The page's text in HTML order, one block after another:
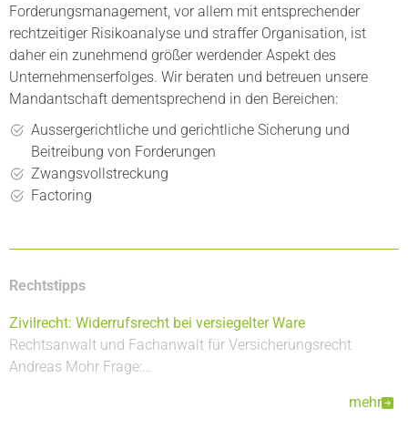
Rechtstipps
Zivilrecht: Widerrufsrecht bei versiegelter Ware
Rechtsanwalt und Fachanwalt für Versicherungsrecht
Andreas Mohr Frage:…
mehr
Forderungsmanagement, vor allem mit entsprechender
rechtzeitiger Risikoanalyse und straffer Organisation, ist
daher ein zunehmend größer werdender Aspekt des
Unternehmenserfolges. Wir beraten und betreuen unsere
Mandantschaft dementsprechend in den Bereichen:
Aussergerichtliche und gerichtliche Sicherung und
Beitreibung von Forderungen
Zwangsvollstreckung
Factoring